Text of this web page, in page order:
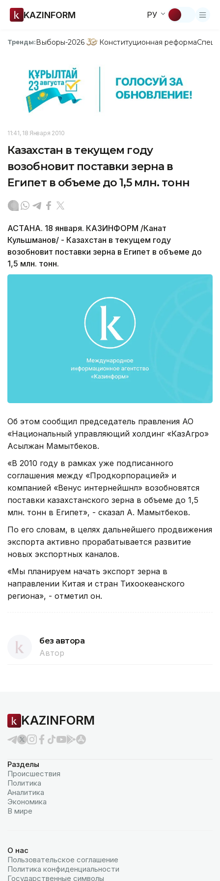
KAZINFORM РУ
Тренды:Выборы-2026 Конституционная реформа
11:41, 18 Января 2010
Казахстан в текущем году
возобновит поставки зерна в
Египет в объеме до 1,5 млн. тонн
АСТАНА. 18 января. КАЗИНФОРМ /Канат
Кульшманов/ - Казахстан в текущем году
возобновит поставки зерна в Египет в объеме до
1,5 млн. тонн.
Об этом сообщил председатель правления АО
«Национальный управляющий холдинг «КазАгро»
Асылжан Мамытбеков.
«В 2010 году в рамках уже подписанного
соглашения между «Продкорпорацией» и
компанией «Венус интернейшнл» возобновятся
поставки казахстанского зерна в объеме до 1,5
млн. тонн в Египет», - сказал А. Мамытбеков.
По его словам, в целях дальнейшего продвижения
экспорта активно прорабатывается развитие
новых экспортных каналов.
«Мы планируем начать экспорт зерна в
направлении Китая и стран Тихоокеанского
региона», - отметил он.
без автора
Автор
KAZINFORM
Разделы
Происшествия
Политика
Аналитика
Экономика
В мире
О нас
Пользовательское соглашение
Политика конфиденциальности
Государственные символы